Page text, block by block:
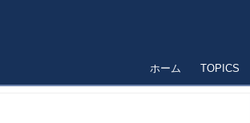
ホーム TOPICS